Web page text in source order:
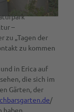
–
zu „Tagen der
zu kommen
in Erica auf
die sich im
Gärten, der
/
haben.